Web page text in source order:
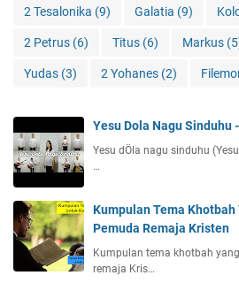
2 Tesalonika (9) Galatia (9)
2 Petrus (6) Titus (6) Markus
Yudas (3) 2 Yohanes (2)
Yesu Dola Nagu Sinduhu
Yesu dÖla nagu sinduhu
…
Kumpulan Tema
Pemuda Remaja Kristen
Kumpulan tema khotbah
remaja Kris…